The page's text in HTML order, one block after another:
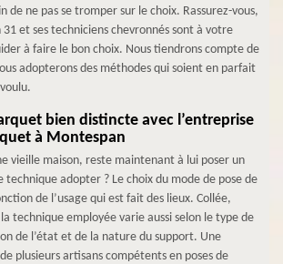
de ne pas se tromper sur le choix. Rassurez-vous,
et ses techniciens chevronnés sont à votre
à faire le bon choix. Nous tiendrons compte de
adopterons des méthodes qui soient en parfait
bien distincte avec l’entreprise
à Montespan
vieille maison, reste maintenant à lui poser un
technique adopter ? Le choix du mode de pose de
de l’usage qui est fait des lieux. Collée,
technique employée varie aussi selon le type de
de l’état et de la nature du support. Une
plusieurs artisans compétents en poses de